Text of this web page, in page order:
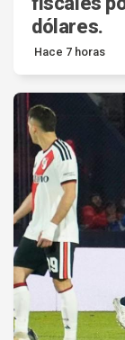
dólares.
Hace 7 horas